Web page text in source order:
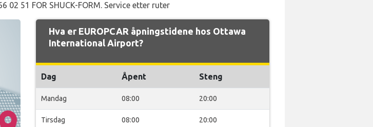
02 51 FOR SHUCK-FORM. Service etter ruter
Hva er EUROPCAR åpningstidene hos Ottawa
International Airport?
Dag Åpent Steng
Mandag 08:00 20:00
Tirsdag 08:00 20:00